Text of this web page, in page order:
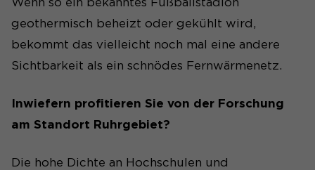
geothermisch beheizt oder gekühlt wird,
bekommt das vielleicht noch mal eine andere
Sichtbarkeit als ein schnödes Fernwärmenetz.
Inwiefern profitieren Sie von der Forschung
am Standort Ruhrgebiet?
Die hohe Dichte an Hochschulen und